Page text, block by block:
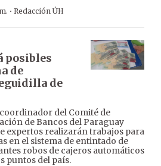
· Redacción ÚH
posibles
de
de
del Comité de
de Bancos del Paraguay
expertos realizarán trabajos para
en el sistema de entintado de
robos de cajeros automáticos
puntos del país.